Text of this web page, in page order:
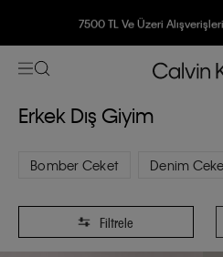
7500 TL Ve Üzeri
Erkek Dış Giyim
Bomber Ceket Denim
Filtrele